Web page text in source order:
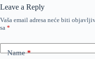
Leave a Reply
Vaša email adresa neće biti
sa *
Name*